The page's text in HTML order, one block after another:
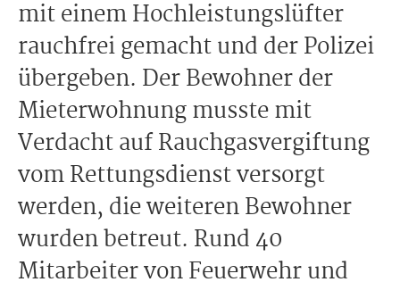
mit einem Hochleistungslüfter
rauchfrei gemacht und der Polizei
übergeben. Der Bewohner der
Mieterwohnung musste mit
Verdacht auf Rauchgasvergiftung
vom Rettungsdienst versorgt
werden, die weiteren Bewohner
wurden betreut. Rund 40
Mitarbeiter von Feuerwehr und